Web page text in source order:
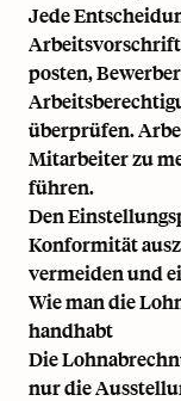
Jede
posten,
überprüfen.
Mitarbeiter zu
führen.
Den
Konformität
vermeiden und
Wie man die
handhabt
Die
nur die